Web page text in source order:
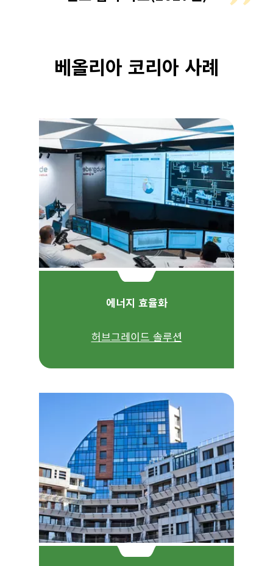
베올리아 코리아 사례
에너지 효율화
허브그레이드 솔루션